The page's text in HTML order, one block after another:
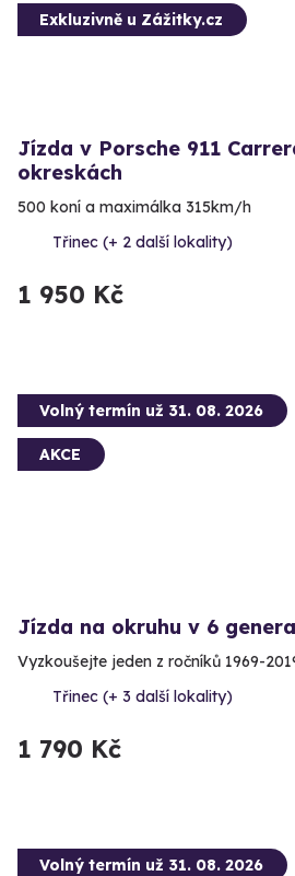
Exkluzivně u Zážitky.cz
Jízda v Porsche 911
okreskách
500 koní a maximálka 315km/h
Třinec (+ 2 další lokality)
1 950 Kč
Volný termín už 31. 08. 2026
AKCE
Jízda na okruhu v 6
Vyzkoušejte jeden z ročníků 1969-
Třinec (+ 3 další lokality)
1 790 Kč
Volný termín už 31. 08. 2026